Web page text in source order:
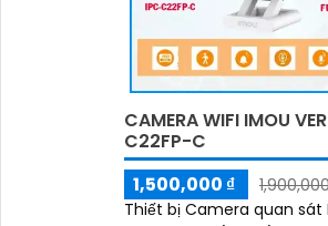
CAMERA WIFI IMOU
C22FP-C
1,500,000 ₫
Thiết bị Camera quan sát